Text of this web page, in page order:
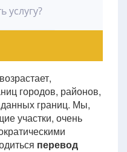
услугу?
городов, районов,
данных границ. Мы,
участки, очень
перевод